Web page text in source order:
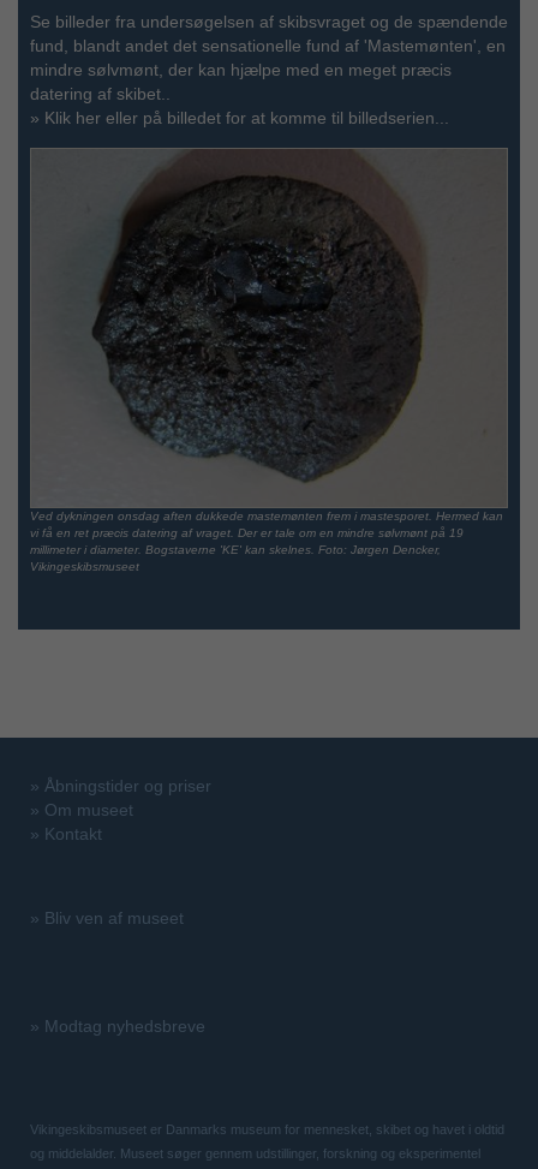
Se billeder fra undersøgelsen af skibsvraget og de spændende
fund, blandt andet det sensationelle fund af 'Mastemønten', en
mindre sølvmønt, der kan hjælpe med en meget præcis
datering af skibet..
» Klik her eller på billedet for at komme til billedserien...
Ved dykningen onsdag aften dukkede mastemønten frem i mastesporet. Hermed kan
vi få en ret præcis datering af vraget. Der er tale om en mindre sølvmønt på 19
millimeter i diameter. Bogstaverne 'KE' kan skelnes. Foto: Jørgen Dencker,
Vikingeskibsmuseet
» Åbningstider og priser
» Om museet
» Kontakt
» Bliv ven af museet
» Modtag nyhedsbreve
Vikingeskibsmuseet er Danmarks museum for mennesket, skibet og havet i oldtid
og middelalder. Museet søger gennem udstillinger, forskning og eksperimentel